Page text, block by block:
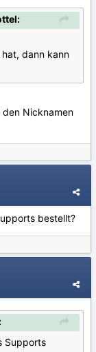
dann kann
den Nicknamen
bestellt?
Supports